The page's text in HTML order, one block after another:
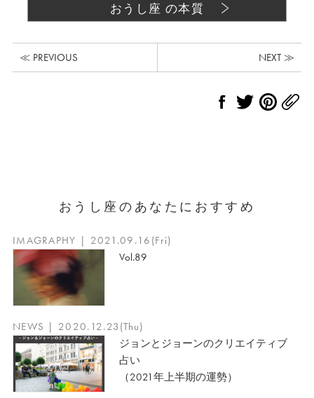
おうし座 の本質
≪ PREVIOUS NEXT ≫
おうし座のあなたにおすすめ
IMAGRAPHY | 2021.09.16(Fri)
Vol.89
NEWS | 2020.12.23(Thu)
ジョンとジョーンのクリエイティブ
占い
（2021年上半期の運勢）